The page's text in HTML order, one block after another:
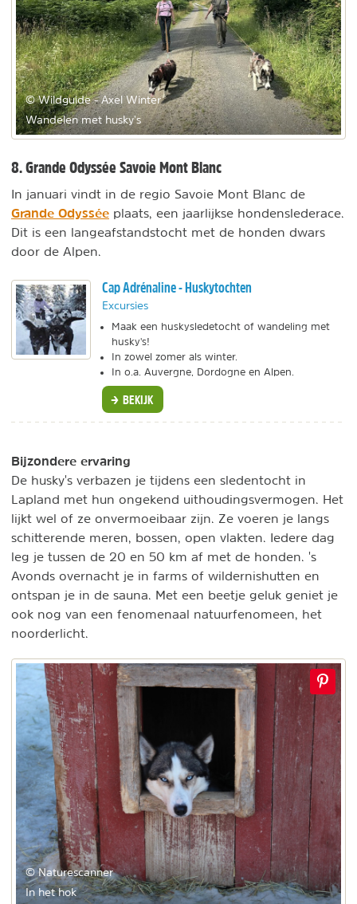
© Wildguide - Axel Winter
Wandelen met husky's
8. Grande Odyssée Savoie Mont Blanc
In januari vindt in de regio Savoie Mont Blanc de
Grande Odyssée plaats, een jaarlijkse hondenslederace.
Dit is een langeafstandstocht met de honden dwars
door de Alpen.
Cap Adrénaline - Huskytochten
Excursies
Maak een huskysledetocht of wandeling met
husky's!
In zowel zomer als winter.
In o.a. Auvergne, Dordogne en Alpen.
BEKIJK
Bijzondere ervaring
De husky's verbazen je tijdens een sledentocht in
Lapland met hun ongekend uithoudingsvermogen. Het
lijkt wel of ze onvermoeibaar zijn. Ze voeren je langs
schitterende meren, bossen, open vlakten. Iedere dag
leg je tussen de 20 en 50 km af met de honden. 's
Avonds overnacht je in farms of wildernishutten en
ontspan je in de sauna. Met een beetje geluk geniet je
ook nog van een fenomenaal natuurfenomeen, het
noorderlicht.
© Naturescanner
In het hok